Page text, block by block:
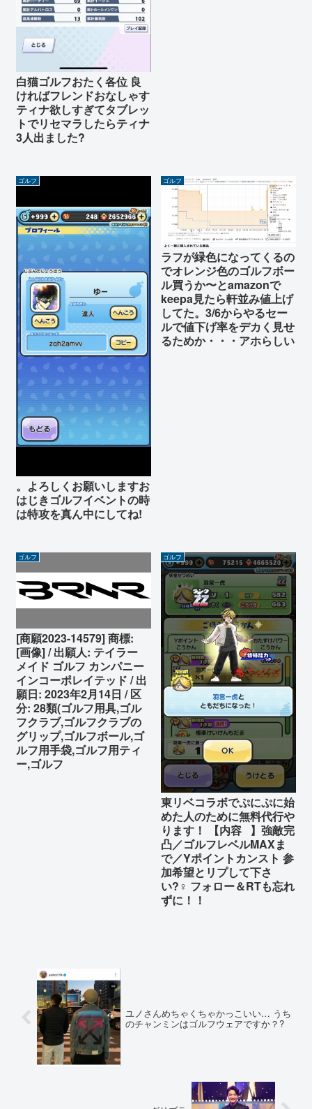
白猫ゴルフおたく各位 良
ければフレンドおなしゃす
ティナ欲しすぎてタブレッ
トでリセマラしたらティナ
3人出ました?
ゴルフ
。よろしくお願いしますお
はじきゴルフイベントの時
は特攻を真ん中にしてね!
ゴルフ
ラフが緑色になってくるの
でオレンジ色のゴルフボー
ル買うか〜とamazonで
keepa見たら軒並み値上げ
してた。3/6からやるセー
ルで値下げ率をデカく見せ
るためか・・・アホらしい
ゴルフ
[商願2023-14579] 商標:
[画像] / 出願人: テイラー
メイド ゴルフ カンパニー
インコーポレイテッド / 出
願日: 2023年2月14日 / 区
分: 28類(ゴルフ用具,ゴル
フクラブ,ゴルフクラブの
グリップ,ゴルフボール,ゴ
ルフ用手袋,ゴルフ用ティ
ー,ゴルフ
ゴルフ
東リベコラボでぷにぷに始
めた人のために無料代行や
ります！ 【内容⠀】強敵完
凸／ゴルフレベルMAXま
で／Yポイントカンスト 参
加希望とリプして下さ
い?‍♀️ フォロー＆RTも忘れ
ずに！！
ユノさんめちゃくちゃかっこいい… うち
のチャンミンはゴルフウェアですか？?